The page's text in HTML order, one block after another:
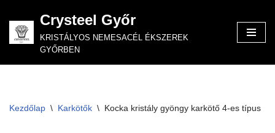
Skip
to
Crysteel Győr
KRISTÁLYOS NEMESACÉL ÉKSZEREK
GYŐRBEN
Kezdőlap \ Karkötők \ Kocka kristály gyöngy karkötő 4-es típus